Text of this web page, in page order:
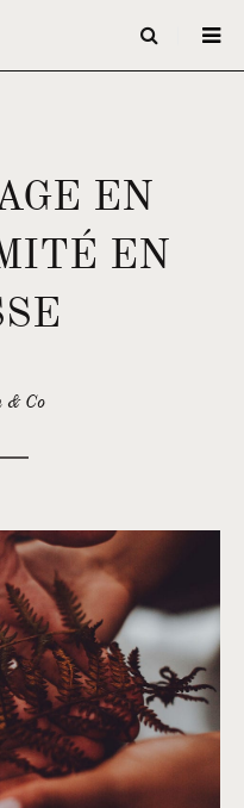
EN
EN
& Co